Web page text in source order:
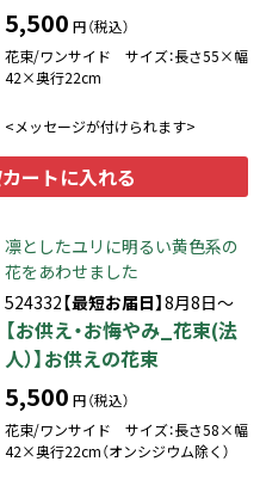
5,500 円（税込）
花束/ワンサイド サイズ：長さ55×幅
42×奥行22cm
<メッセージが付けられます>
カートに入れる
凛としたユリに明るい黄色系の
花をあわせました
524332【最短お届日】8月8日～
【お供え・お悔やみ_花束(法
人）】お供えの花束
5,500 円（税込）
花束/ワンサイド サイズ：長さ58×幅
42×奥行22cm（オンシジウム除く）